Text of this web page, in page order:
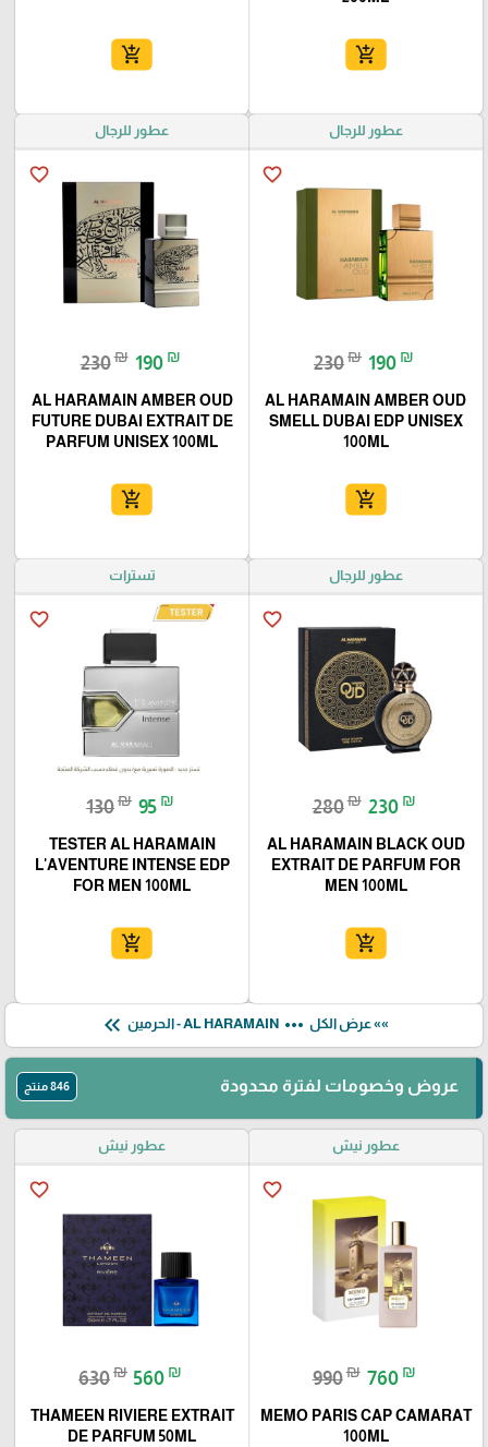
add_shopping_cart
add_shopping_cart
عطور للرجال
favorite_border
230₪ 190 ₪
AL HARAMAIN AMBER OUD
SMELL DUBAI EDP UNISEX
100ML
add_shopping_cart
عطور للرجال
favorite_border
230₪ 190 ₪
AL HARAMAIN AMBER OUD
FUTURE DUBAI EXTRAIT DE
PARFUM UNISEX 100ML
add_shopping_cart
عطور للرجال
favorite_border
280₪ 230 ₪
AL HARAMAIN BLACK OUD
EXTRAIT DE PARFUM FOR
MEN 100ML
add_shopping_cart
تسترات
favorite_border
130₪ 95 ₪
TESTER AL HARAMAIN
L'AVENTURE INTENSE EDP
FOR MEN 100ML
add_shopping_cart
»» عرض الكل more_horiz
keyboard_double_arrow_left
عروض وخصومات لفترة محدودة 846 منتج
عطور نيش
favorite_border
990₪ 760 ₪
MEMO PARIS CAP CAMARAT
100ML
عطور نيش
favorite_border
630₪ 560 ₪
THAMEEN RIVIERE EXTRAIT
DE PARFUM 50ML